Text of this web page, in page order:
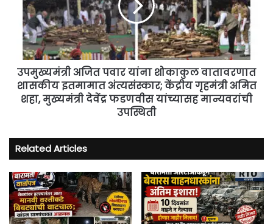
शोकाकुल
वातावरणात
शासकीय
इतमामात
अंत्यसंस्कार;
केंद्रीय
गृहमंत्री
अमित
देवेंद्र
फडणवीस
यांच्यासह
मान्यवरांची
उपस्थिती
उपमुख्यमंत्री अजित पवार यांना शोकाकुल वातावरणात
शासकीय इतमामात अंत्यसंस्कार; केंद्रीय गृहमंत्री अमित
शहा, मुख्यमंत्री देवेंद्र फडणवीस यांच्यासह मान्यवरांची
उपस्थिती
Related Articles